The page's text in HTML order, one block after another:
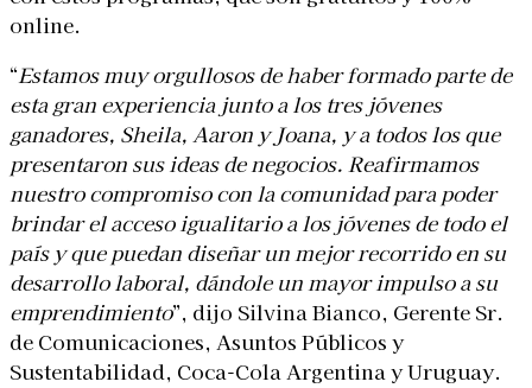
online.
“Estamos muy orgullosos de haber formado parte de
esta gran experiencia junto a los tres jóvenes
ganadores, Sheila, Aaron y Joana, y a todos los que
presentaron sus ideas de negocios. Reafirmamos
nuestro compromiso con la comunidad para poder
brindar el acceso igualitario a los jóvenes de todo el
país y que puedan diseñar un mejor recorrido en su
desarrollo laboral, dándole un mayor impulso a su
emprendimiento”, dijo Silvina Bianco, Gerente Sr.
de Comunicaciones, Asuntos Públicos y
Sustentabilidad, Coca-Cola Argentina y Uruguay.